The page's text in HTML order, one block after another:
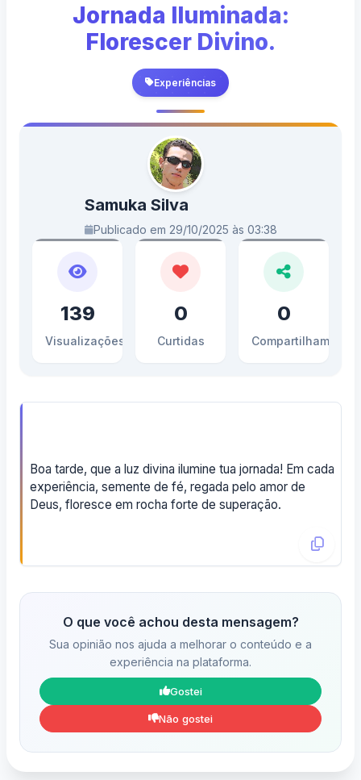
Jornada Iluminada:
Florescer Divino.
Experiências
Samuka Silva
Publicado em 29/10/2025 às 03:38
139
Visualizações
0
Curtidas
0
Compartilhamentos
Boa tarde, que a luz divina ilumine tua jornada! Em cada
experiência, semente de fé, regada pelo amor de
Deus, floresce em rocha forte de superação.
O que você achou desta mensagem?
Sua opinião nos ajuda a melhorar o conteúdo e a
experiência na plataforma.
Gostei
Não gostei